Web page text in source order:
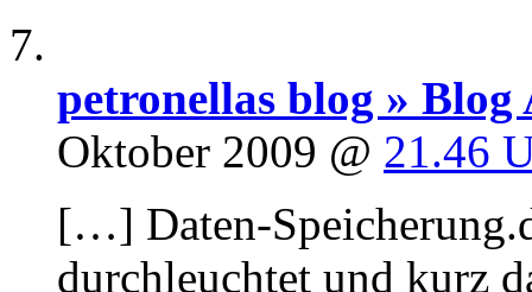
petronellas blog »
Oktober 2009 @ 21.46
[…] Daten-
durchleuchtet und kurz